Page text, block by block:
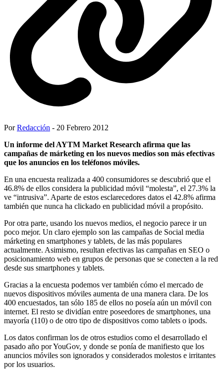
PorRedacción - 20 Febrero 2012
Un informe del AYTM Market Research afirma que las
campañas de márketing en los nuevos medios son más efectivas
que los anuncios en los teléfonos móviles.
En una encuesta realizada a 400 consumidores se descubrió que el
46.8% de ellos considera la publicidad móvil “molesta”, el 27.3% la
ve “intrusiva”. Aparte de estos esclarecedores datos el 42.8% afirma
también que nunca ha clickado en publicidad móvil a propósito.
Por otra parte, usando los nuevos medios, el negocio parece ir un
poco mejor. Un claro ejemplo son las campañas de Social media
márketing en smartphones y tablets, de las más populares
actualmente. Asimismo, resultan efectivas las campañas en SEO o
posicionamiento web en grupos de personas que se conecten a la red
desde sus smartphones y tablets.
Gracias a la encuesta podemos ver también cómo el mercado de
nuevos dispositivos móviles aumenta de una manera clara. De los
400 encuestados, tan sólo 185 de ellos no poseía aún un móvil con
internet. El resto se dividían entre poseedores de smartphones, una
mayoría (110) o de otro tipo de dispositivos como tablets o ipods.
Los datos confirman los de otros estudios como el desarrollado el
pasado año por YouGov, y donde se ponía de manifiesto que los
anuncios móviles son ignorados y considerados molestos e irritantes
por los usuarios.